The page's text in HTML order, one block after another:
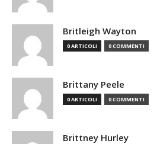
Britleigh Wayton
0 ARTICOLI 0 COMMENTI
Brittany Peele
0 ARTICOLI 0 COMMENTI
Brittney Hurley